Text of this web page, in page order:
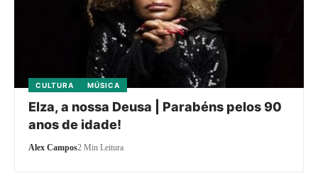
CULTURA MÚSICA
Elza, a nossa Deusa | Parabéns pelos 90
anos de idade!
Alex Campos2 Min Leitura